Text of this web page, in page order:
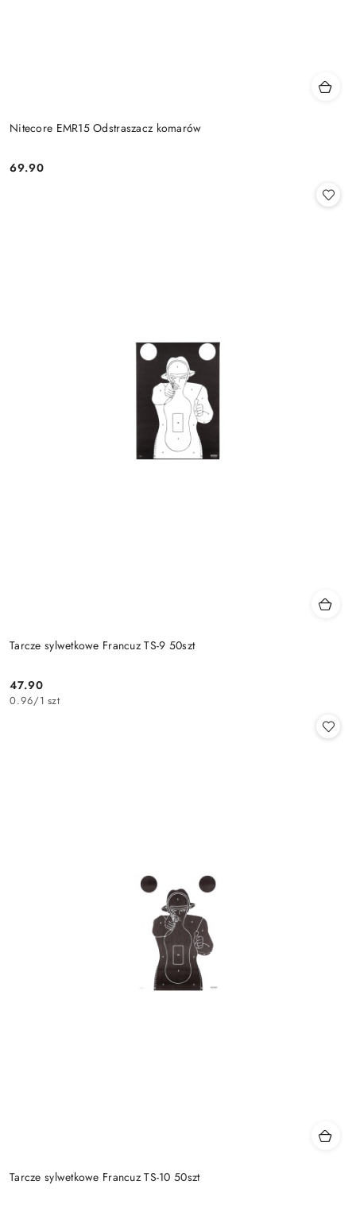
Nitecore EMR15 Odstraszacz komarów
Cena:
69.90
Tarcze sylwetkowe Francuz TS-9 50szt
Cena:
47.90
0.96/1 szt
Tarcze sylwetkowe Francuz TS-10 50szt